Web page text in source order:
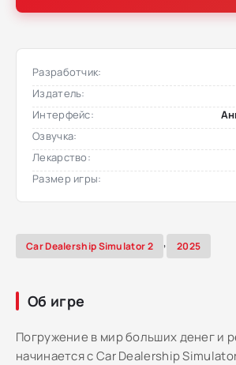
Разработчик:
Издатель:
Интерфейс:
Озвучка:
Лекарство:
Размер игры:
Car Dealership Simulator 2 , 2025
Об игре
Погружение в мир больших денег и
начинается с Car Dealership